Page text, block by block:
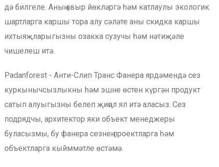
дә билгеле. Аның авыр йөкләргә һәм катлаулы экологик
шартларга каршы тора алу сәләте аны скидка каршы
ихтыяҗларыгызны озакка сузучы һәм нәтиҗәле
чишелеш итә.
Padanforest - Анти-Слип Транс Фанера ярдәмендә сез
куркынычсызлыкны һәм эшне өстен күргән продукт
сатып алуыгызны белеп җиңел ял итә аласыз. Сез
подрядчы, архитектор яки объект менеджеры
буласызмы, бу фанера сезнең проектларга һәм
объектларга кыйммәтле өстәмә.